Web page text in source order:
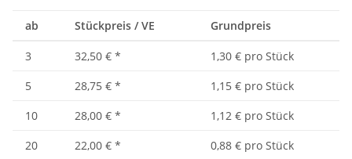
ab Stückpreis / VE Grundpreis
3 32,50 € *
1,30 € pro Stück
5
28,75 € *
1,15 € pro Stück
10
28,00 € *
1,12 € pro Stück
20
22,00 € * 0,88 € pro Stück